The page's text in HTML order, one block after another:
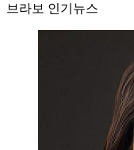
브라보 인기뉴스